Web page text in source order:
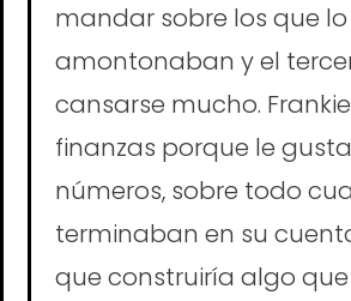
mandar sobre los que lo
amontonaban y el
cansarse mucho.
finanzas porque le
números, sobre todo
terminaban en su
que construiría algo